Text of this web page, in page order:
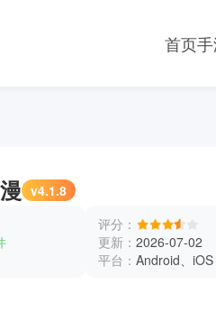
首页
v4.1.8
评分：
更新： 2026-07-02
平台： Android、iOS